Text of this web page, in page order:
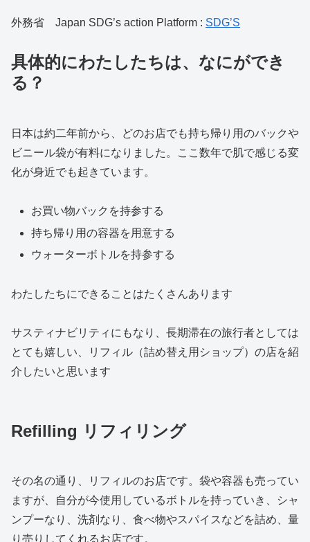
外務省 Japan SDG’s action Platform : SDG’S
具体的にわたしたちは、なにができ
る？
日本は約二年前から、どのお店でも持ち帰り用のバックや
ビニール袋が有料になりました。ここ数年で肌で感じる変
化が身近でも起きています。
お買い物バックを持参する
持ち帰り用の容器を用意する
ウォーターボトルを持参する
わたしたちにできることはたくさんあります
サスティナビリティにもなり、長期滞在の旅行者としては
とても嬉しい、リフィル（詰め替え用ショップ）の店を紹
介したいと思います
Refilling リフィリング
その名の通り、リフィルのお店です。袋や容器も売ってい
ますが、自分が今使用しているボトルを持っていき、シャ
ンプーなり、洗剤なり、食べ物やスパイスなどを詰め、量
り売りしてくれるお店です。